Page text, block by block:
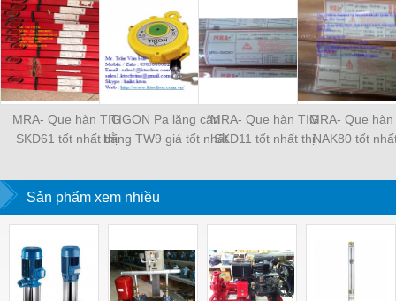
MRA- Que hàn TIG
SKD61 tốt nhất thị
TIGON Pa lăng cân
bằng TW9 giá tốt nhất
MRA- Que hàn TIG
SKD11 tốt nhất thị
MRA- Que hàn
NAK80 tốt
Sản phẩm xem nhiều